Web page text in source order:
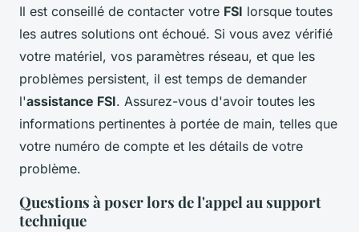
Il est conseillé de contacter votre FSI lorsque toutes
les autres solutions ont échoué. Si vous avez vérifié
votre matériel, vos paramètres réseau, et que les
problèmes persistent, il est temps de demander
l'assistance FSI. Assurez-vous d'avoir toutes les
informations pertinentes à portée de main, telles que
votre numéro de compte et les détails de votre
problème.
Questions à poser lors de l'appel au support
technique